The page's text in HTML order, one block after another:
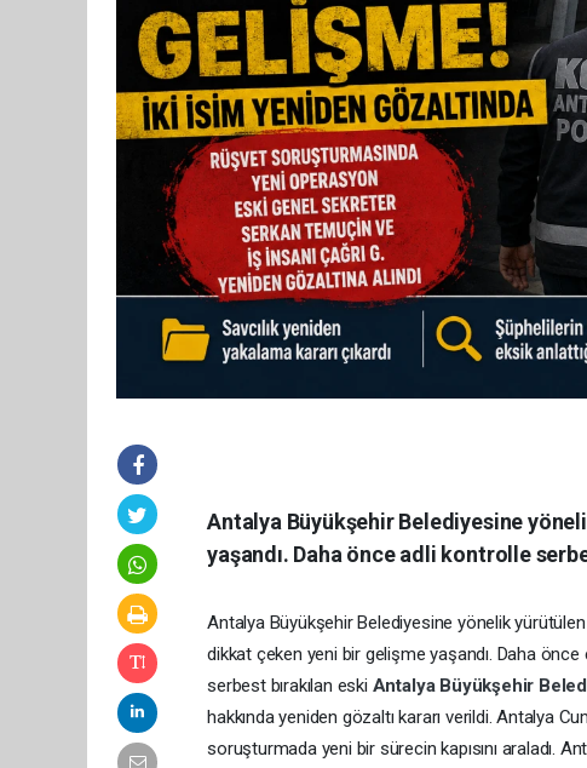
Antalya Büyükşehir Belediyesine
yaşandı. Daha önce adli kontrolle
Antalya Büyükşehir Belediyesine yönelik
dikkat çeken yeni bir gelişme yaşandı. Daha
serbest bırakılan eski Antalya Büyükşehir
hakkında yeniden gözaltı kararı verildi. Antalya
soruşturmada yeni bir sürecin kapısını araladı.